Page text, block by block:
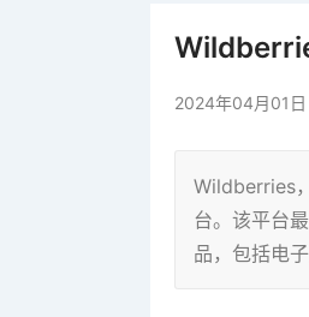
2024年04月01日
Wildberries
台。该平台
品，包括电